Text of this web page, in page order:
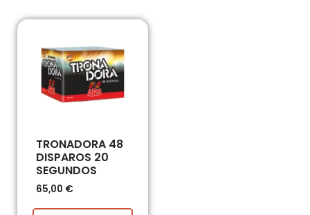
TRONADORA 48
DISPAROS 20
SEGUNDOS
65,00 €